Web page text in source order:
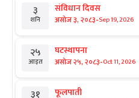
३
शनि
संविधान दिवस
असोज ३, २०८३-Sep 19, 2026
२५
आइत
घटस्थापना
असोज २५, २०८३-Oct 11, 2026
फूलपाती